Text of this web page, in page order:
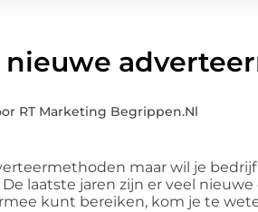
nieuwe
RT Marketing Begrippen.nl
maar wil je
laatste jaren zijn er veel
kunt bereiken, kom je te